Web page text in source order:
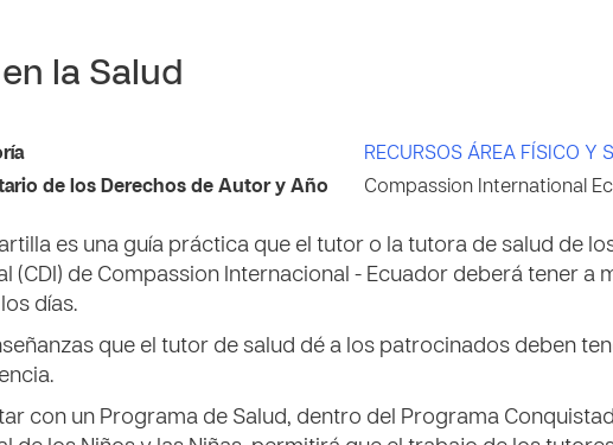
la Salud
RECURSOS ÁREA FÍSICO Y
de los Derechos de Autor y Año
Compassion International
es una guía práctica que el tutor o la tutora de salud de
(CDI) de Compassion Internacional - Ecuador deberá tener a
días.
que el tutor de salud dé a los patrocinados deben
con un Programa de Salud, dentro del Programa